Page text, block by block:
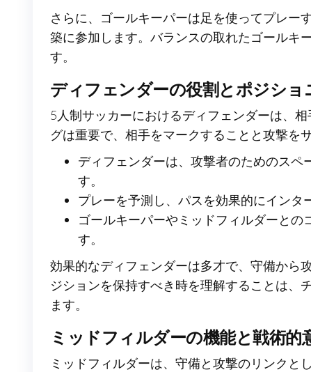
さらに、ゴールキーパーは足を使ってプレー
築に参加します。バランスの取れたゴールキ
す。
ディフェンダーの役割とポジショ
5人制サッカーにおけるディフェンダーは、
グは重要で、相手をマークすることと攻撃を
ディフェンダーは、攻撃者のためのス
す。
プレーを予測し、パスを効果的にインタ
ゴールキーパーやミッドフィルダーと
す。
効果的なディフェンダーは多才で、守備から
ジションを保持すべき時を理解することは、
ます。
ミッドフィルダーの機能と戦術的
ミッドフィルダーは、守備と攻撃のリンクと